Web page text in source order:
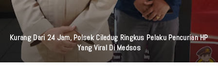
Kurang Dari 24 Jam, Polsek Ciledug Ringkus Pelaku Pencurian HP
Yang Viral Di Medsos